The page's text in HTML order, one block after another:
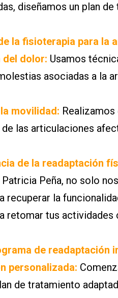
diseñamos un plan
la fisioterapia para la
del dolor: Usamos
asociadas a la
movilidad:
las articulaciones
de la readaptación
Patricia Peña, no solo
recuperar la
retomar tus
de readaptación
personalizada:
de tratamiento